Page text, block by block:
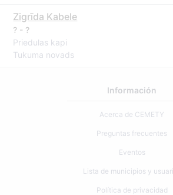
Zigrīda Kabele
? - ?
Priedulas kapi
Tukuma novads
Información
Acerca de CEMETY
Preguntas frecuentes
Eventos
Lista de municipios y
Política de privacidad